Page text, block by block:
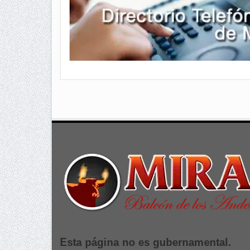
Esta página no es gubernamental.